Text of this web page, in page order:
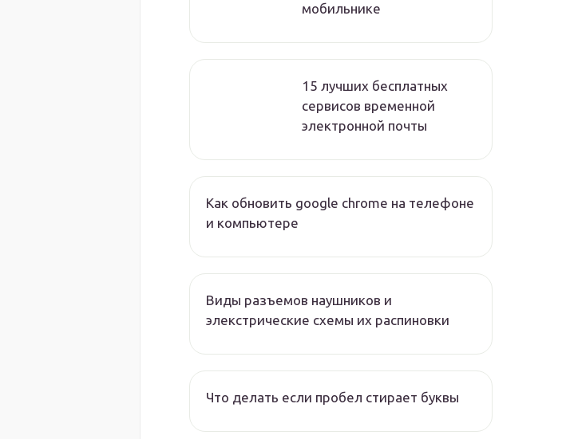
мобильнике
15 лучших бесплатных
сервисов временной
электронной почты
Как обновить google chrome на телефоне
и компьютере
Виды разъемов наушников и
элекстрические схемы их распиновки
Что делать если пробел стирает буквы